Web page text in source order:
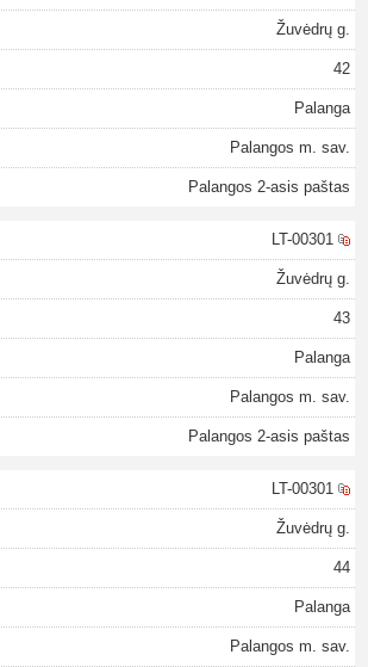
Žuvėdrų g.
42
Palanga
Palangos m. sav.
Palangos 2-asis paštas
LT-00301
Žuvėdrų g.
43
Palanga
Palangos m. sav.
Palangos 2-asis paštas
LT-00301
Žuvėdrų g.
44
Palanga
Palangos m. sav.